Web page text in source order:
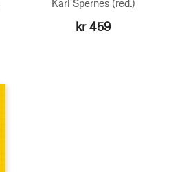
Kari Spernes (red.)
kr 459